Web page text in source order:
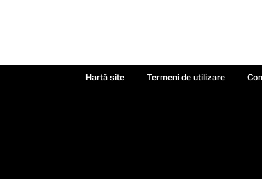
Hartă site Termeni de utilizare